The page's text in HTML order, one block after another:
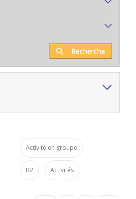
Recherche
Activité en groupe
B2 Activités